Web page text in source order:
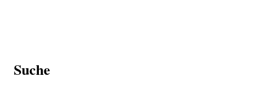
Suche